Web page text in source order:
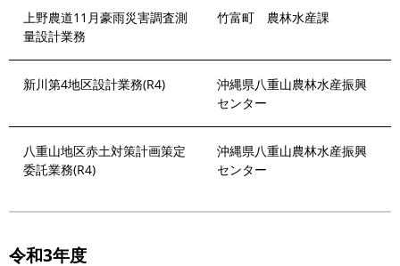
上野農道11月豪雨災害調査測
量設計業務
竹富町 農林水産課
新川第4地区設計業務(R4)
沖縄県八重山農林水産振興
センター
八重山地区赤土対策計画策定
委託業務(R4)
沖縄県八重山農林水産振興
センター
令和3年度